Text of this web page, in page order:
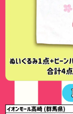
イオンモール新潟亀田イン
ファボーレ（富山県）
イオンモール高岡（富山
イオンモール須坂（長野県
ららぽーと磐田（静岡県）
イオン錦（愛知県）
名古屋パルコ（愛知県）
mozoワンダーシティー